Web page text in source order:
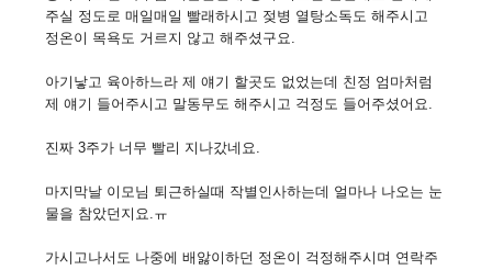
주실 정도로 매일매일 빨래하시고 젖병 열탕소독도 해주시고
정온이 목욕도 거르지 않고 해주셨구요.
아기낳고 육아하느라 제 얘기 할곳도 없었는데 친정 엄마처럼
제 얘기 들어주시고 말동무도 해주시고 걱정도 들어주셨어요.
진짜 3주가 너무 빨리 지나갔네요.
마지막날 이모님 퇴근하실때 작별인사하는데 얼마나 나오는 눈
물을 참았던지요.ㅠ
가시고나서도 나중에 배앓이하던 정온이 걱정해주시며 연락주